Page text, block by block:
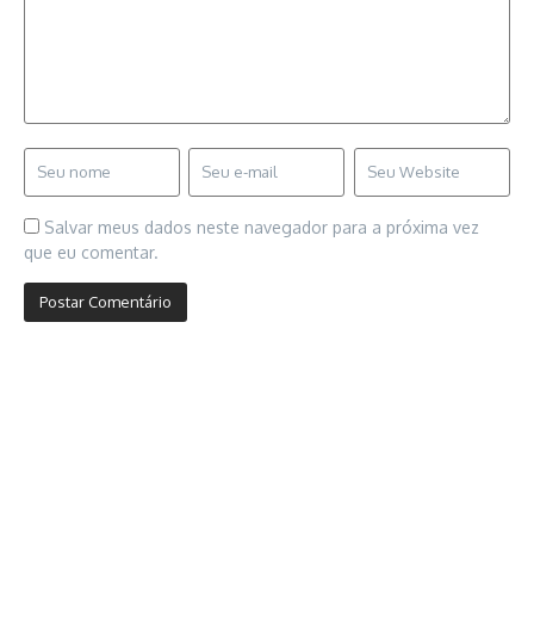
Salvar meus dados neste navegador para a próxima vez
que eu comentar.